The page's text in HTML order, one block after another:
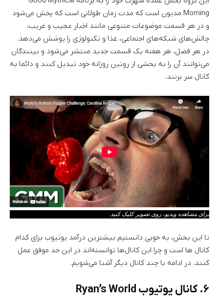
Morning مدیون است که مدت زمان طولانی است که پخش می‌شود
و در هر قسمت موضوعات متنوعی مانند اخبار عجیب و غریب،
چالش‌های شبکه‌های اجتماعی، غذا و تکنولوژی را پوشش می‌دهد.
در هر فصل، هر هفته یک قسمت جدید منتشر می‌شود و بینندگان
می‌توانند آن را به بخشی از روتین روزانه خود تبدیل کنند و دائما به
کانال سر بزنند.
برای مشاهده ویدیو، روی تصویر کلیک کنید.
تا این بخش، به خوبی دانستیم بیشترین درآمد یوتیوب برای کدام
کانال ها است و چرا این کانال‌ها توانسته‌اند در این حد موفق عمل
کنند. در ادامه با چند کانال دیگر آشنا می‌شویم.
۶. کانال یوتیوب Ryan’s World